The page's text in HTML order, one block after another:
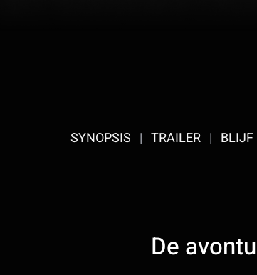
SYNOPSIS | TRAILER | BLIJF
De